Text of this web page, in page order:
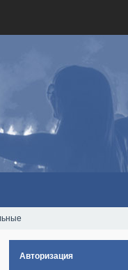
Авторизация